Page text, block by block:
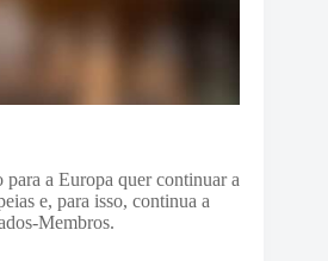
a Europa quer continuar a
e, para isso, continua a
Membros.